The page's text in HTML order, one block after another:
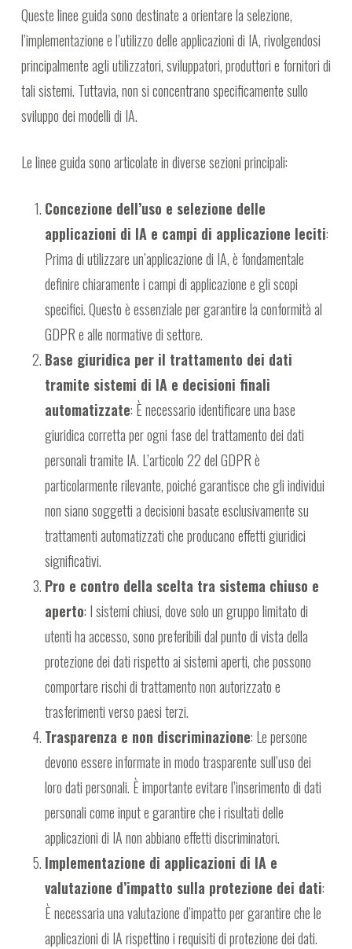
Queste linee guida sono destinate a orientare la selezione,
l’implementazione e l’utilizzo delle applicazioni di IA, rivolgendosi
principalmente agli utilizzatori, sviluppatori, produttori e fornitori di
tali sistemi. Tuttavia, non si concentrano specificamente sullo
sviluppo dei modelli di IA.
Le linee guida sono articolate in diverse sezioni principali:
Concezione dell’uso e selezione delle
applicazioni di IA e campi di applicazione leciti:
Prima di utilizzare un’applicazione di IA, è fondamentale
definire chiaramente i campi di applicazione e gli scopi
specifici. Questo è essenziale per garantire la conformità al
GDPR e alle normative di settore.
Base giuridica per il trattamento dei dati
tramite sistemi di IA e decisioni finali
automatizzate: È necessario identificare una base
giuridica corretta per ogni fase del trattamento dei dati
personali tramite IA. L’articolo 22 del GDPR è
particolarmente rilevante, poiché garantisce che gli individui
non siano soggetti a decisioni basate esclusivamente su
trattamenti automatizzati che producano effetti giuridici
significativi.
Pro e contro della scelta tra sistema chiuso e
aperto: I sistemi chiusi, dove solo un gruppo limitato di
utenti ha accesso, sono preferibili dal punto di vista della
protezione dei dati rispetto ai sistemi aperti, che possono
comportare rischi di trattamento non autorizzato e
trasferimenti verso paesi terzi.
Trasparenza e non discriminazione: Le persone
devono essere informate in modo trasparente sull’uso dei
loro dati personali. È importante evitare l’inserimento di dati
personali come input e garantire che i risultati delle
applicazioni di IA non abbiano effetti discriminatori.
Implementazione di applicazioni di IA e
valutazione d’impatto sulla protezione dei dati:
È necessaria una valutazione d’impatto per garantire che le
applicazioni di IA rispettino i requisiti di protezione dei dati.